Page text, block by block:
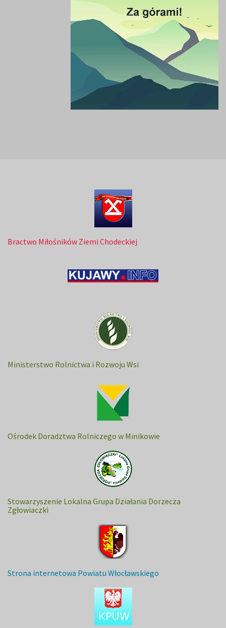
Bractwo Miłośników Ziemi Chodeckiej
Ministerstwo Rolnictwa i Rozwoju Wsi
Ośrodek Doradztwa Rolniczego w Minikowie
Stowarzyszenie Lokalna Grupa Działania Dorzecza
Zgłowiaczki
Strona internetowa Powiatu Włocławskiego